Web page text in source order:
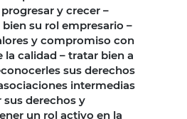
y crecer –
su rol empresario –
y compromiso con
la calidad – tratar bien a
sus derechos
intermedias
sus derechos y
un rol activo en la